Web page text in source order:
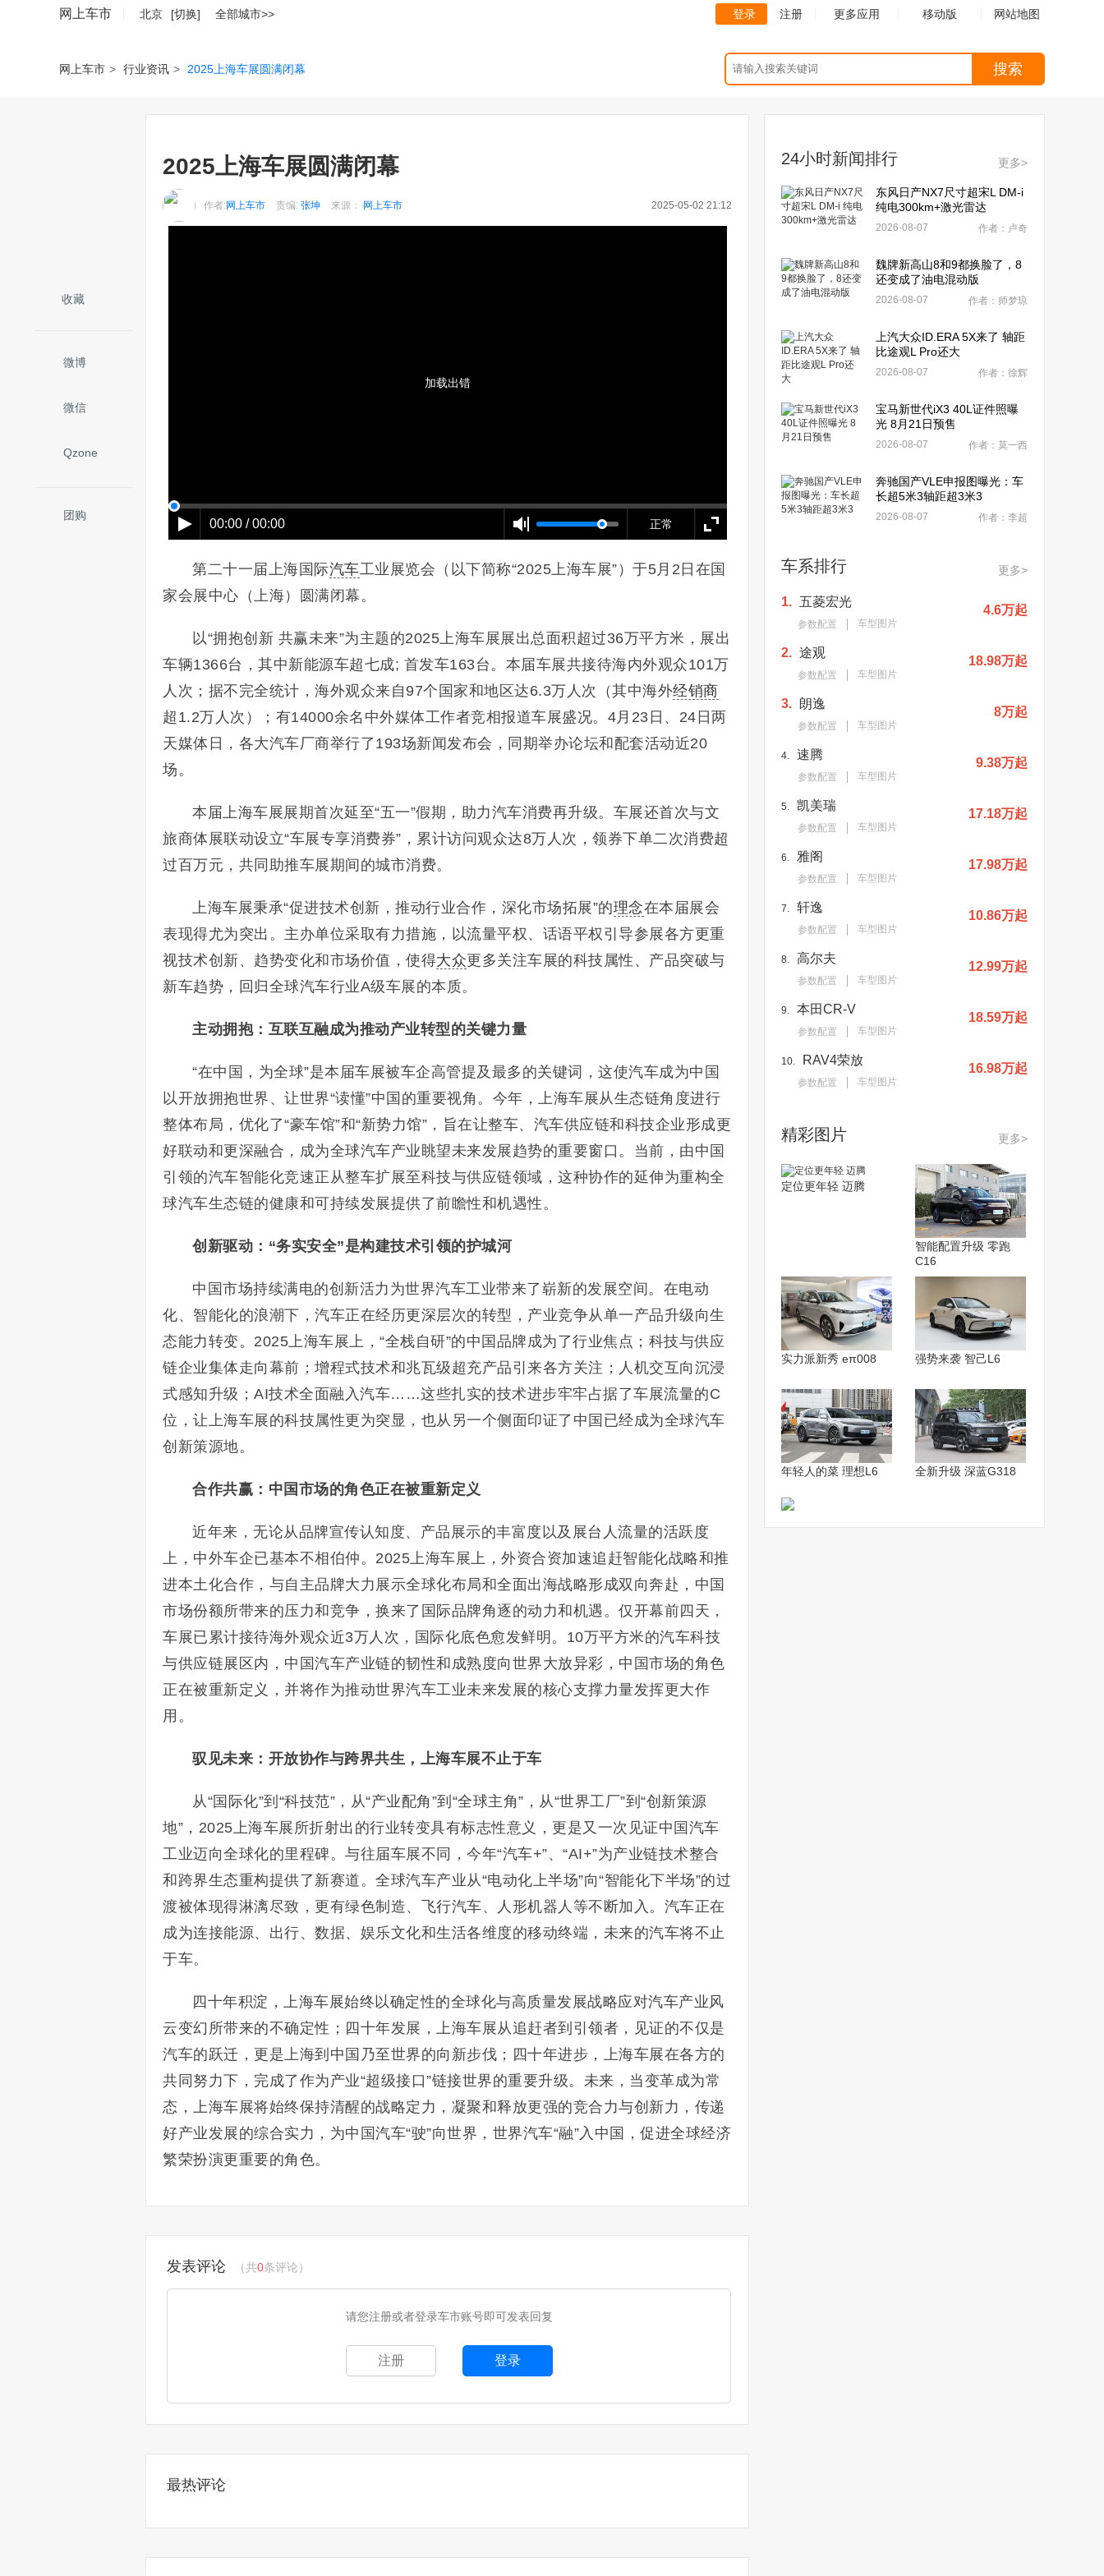
网上车市 北京 [切换] 全部城市>> 登录 注册 更多应用 移动版 网站地图
网上车市 > 行业资讯 > 2025上海车展圆满闭幕 搜索
收藏
微博
微信
Qzone
团购
2025上海车展圆满闭幕
作者: 网上车市 责编: 张坤 来源： 网上车市 2025-05-02 21:12
00:00 / 00:00 正常
加载出错
第二十一届上海国际汽车工业展览会（以下简称“2025上海车展”）于5月2日在国
家会展中心（上海）圆满闭幕。
以“拥抱创新 共赢未来”为主题的2025上海车展展出总面积超过36万平方米，展出
车辆1366台，其中新能源车超七成; 首发车163台。本届车展共接待海内外观众101万
人次；据不完全统计，海外观众来自97个国家和地区达6.3万人次（其中海外经销商
超1.2万人次）；有14000余名中外媒体工作者竞相报道车展盛况。4月23日、24日两
天媒体日，各大汽车厂商举行了193场新闻发布会，同期举办论坛和配套活动近20
场。
本届上海车展展期首次延至“五一”假期，助力汽车消费再升级。车展还首次与文
旅商体展联动设立“车展专享消费券”，累计访问观众达8万人次，领券下单二次消费超
过百万元，共同助推车展期间的城市消费。
上海车展秉承“促进技术创新，推动行业合作，深化市场拓展”的理念在本届展会
表现得尤为突出。主办单位采取有力措施，以流量平权、话语平权引导参展各方更重
视技术创新、趋势变化和市场价值，使得大众更多关注车展的科技属性、产品突破与
新车趋势，回归全球汽车行业A级车展的本质。
主动拥抱：互联互融成为推动产业转型的关键力量
“在中国，为全球”是本届车展被车企高管提及最多的关键词，这使汽车成为中国
以开放拥抱世界、让世界“读懂”中国的重要视角。今年，上海车展从生态链角度进行
整体布局，优化了“豪车馆”和“新势力馆”，旨在让整车、汽车供应链和科技企业形成更
好联动和更深融合，成为全球汽车产业眺望未来发展趋势的重要窗口。当前，由中国
引领的汽车智能化竞速正从整车扩展至科技与供应链领域，这种协作的延伸为重构全
球汽车生态链的健康和可持续发展提供了前瞻性和机遇性。
创新驱动：“务实安全”是构建技术引领的护城河
中国市场持续满电的创新活力为世界汽车工业带来了崭新的发展空间。在电动
化、智能化的浪潮下，汽车正在经历更深层次的转型，产业竞争从单一产品升级向生
态能力转变。2025上海车展上，“全栈自研”的中国品牌成为了行业焦点；科技与供应
链企业集体走向幕前；增程式技术和兆瓦级超充产品引来各方关注；人机交互向沉浸
式感知升级；AI技术全面融入汽车……这些扎实的技术进步牢牢占据了车展流量的C
位，让上海车展的科技属性更为突显，也从另一个侧面印证了中国已经成为全球汽车
创新策源地。
合作共赢：中国市场的角色正在被重新定义
近年来，无论从品牌宣传认知度、产品展示的丰富度以及展台人流量的活跃度
上，中外车企已基本不相伯仲。2025上海车展上，外资合资加速追赶智能化战略和推
进本土化合作，与自主品牌大力展示全球化布局和全面出海战略形成双向奔赴，中国
市场份额所带来的压力和竞争，换来了国际品牌角逐的动力和机遇。仅开幕前四天，
车展已累计接待海外观众近3万人次，国际化底色愈发鲜明。10万平方米的汽车科技
与供应链展区内，中国汽车产业链的韧性和成熟度向世界大放异彩，中国市场的角色
正在被重新定义，并将作为推动世界汽车工业未来发展的核心支撑力量发挥更大作
用。
驭见未来：开放协作与跨界共生，上海车展不止于车
从“国际化”到“科技范”，从“产业配角”到“全球主角”，从“世界工厂”到“创新策源
地”，2025上海车展所折射出的行业转变具有标志性意义，更是又一次见证中国汽车
工业迈向全球化的里程碑。与往届车展不同，今年“汽车+”、“AI+”为产业链技术整合
和跨界生态重构提供了新赛道。全球汽车产业从“电动化上半场”向“智能化下半场”的过
渡被体现得淋漓尽致，更有绿色制造、飞行汽车、人形机器人等不断加入。汽车正在
成为连接能源、出行、数据、娱乐文化和生活各维度的移动终端，未来的汽车将不止
于车。
四十年积淀，上海车展始终以确定性的全球化与高质量发展战略应对汽车产业风
云变幻所带来的不确定性；四十年发展，上海车展从追赶者到引领者，见证的不仅是
汽车的跃迁，更是上海到中国乃至世界的向新步伐；四十年进步，上海车展在各方的
共同努力下，完成了作为产业“超级接口”链接世界的重要升级。未来，当变革成为常
态，上海车展将始终保持清醒的战略定力，凝聚和释放更强的竞合力与创新力，传递
好产业发展的综合实力，为中国汽车“驶”向世界，世界汽车“融”入中国，促进全球经济
繁荣扮演更重要的角色。
发表评论 （共0条评论）
请您注册或者登录车市账号即可发表回复
注册 登录
最热评论
24小时新闻排行 更多>
东风日产NX7尺寸超宋L DM-i
纯电300km+激光雷达
2026-08-07 作者：卢奇
魏牌新高山8和9都换脸了，8
还变成了油电混动版
2026-08-07 作者：师梦琼
上汽大众ID.ERA 5X来了 轴距
比途观L Pro还大
2026-08-07 作者：徐辉
宝马新世代iX3 40L证件照曝
光 8月21日预售
2026-08-07 作者：莫一西
奔驰国产VLE申报图曝光：车
长超5米3轴距超3米3
2026-08-07 作者：李超
车系排行 更多>
1. 五菱宏光
参数配置 车型图片
4.6万起
2. 途观
参数配置 车型图片
18.98万起
3. 朗逸
参数配置 车型图片
8万起
4. 速腾
参数配置 车型图片
9.38万起
5. 凯美瑞
参数配置 车型图片
17.18万起
6. 雅阁
参数配置 车型图片
17.98万起
7. 轩逸
参数配置 车型图片
10.86万起
8. 高尔夫
参数配置 车型图片
12.99万起
9. 本田CR-V
参数配置 车型图片
18.59万起
10. RAV4荣放
参数配置 车型图片
16.98万起
精彩图片 更多>
定位更年轻 迈腾
智能配置升级 零跑
C16
实力派新秀 eπ008 强势来袭 智己L6
年轻人的菜 理想L6 全新升级 深蓝G318